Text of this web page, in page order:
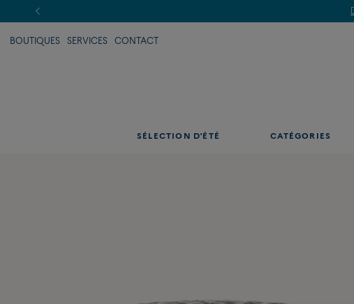
BOUTIQUES SERVICES CONTACT
SÉLECTION D'ÉTÉ CATÉGORIES